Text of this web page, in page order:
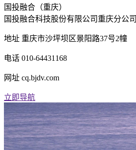
国投融合（重庆）
国投融合科技股份有限公司重庆分公司
地址 重庆市沙坪坝区景阳路37号2幢
电话 010-64431168
网址 cq.bjdv.com
立即导航